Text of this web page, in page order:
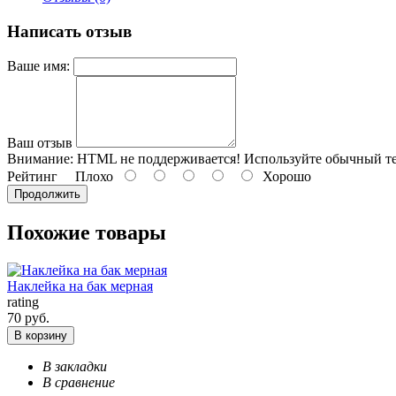
Написать отзыв
Ваше имя:
Ваш отзыв
Внимание: HTML не поддерживается! Используйте обычный
Рейтинг Плохо Хорошо
Продолжить
Похожие товары
Наклейка на бак мерная
rating
70 руб.
В корзину
В закладки
В сравнение